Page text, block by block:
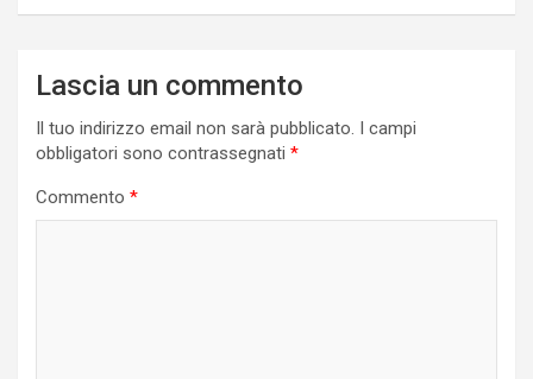
Lascia un commento
Il tuo indirizzo email non sarà pubblicato. I campi
obbligatori sono contrassegnati *
Commento *